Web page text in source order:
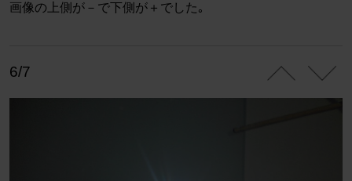
画像の上側が－で下側が＋でした｡
6/7